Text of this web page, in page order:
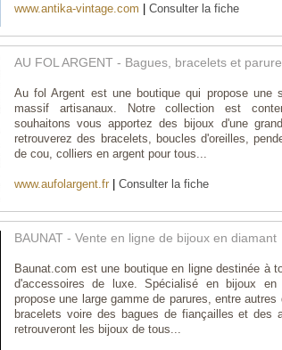
www.antika-vintage.com Consulter la fiche
AU FOL ARGENT - Bagues, bracelets et
Au fol Argent est une boutique qui propose une
massif artisanaux. Notre collection est
souhaitons vous apportez des bijoux d'une
retrouverez des bracelets, boucles d'oreilles,
de cou, colliers en argent pour tous...
www.aufolargent.fr Consulter la fiche
BAUNAT - Vente en ligne de bijoux en diamant
Baunat.com est une boutique en ligne destinée à
d'accessoires de luxe. Spécialisé en bijoux
propose une large gamme de parures, entre
bracelets voire des bagues de fiançailles et des
retrouveront les bijoux de tous...